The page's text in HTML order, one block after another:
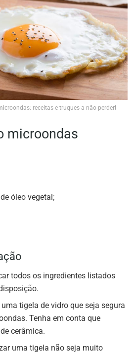
receitas e truques a não perder!
microondas
óleo vegetal;
todos os ingredientes listados
tigela de vidro que seja segura
Tenha em conta que
cerâmica.
uma tigela não seja muito